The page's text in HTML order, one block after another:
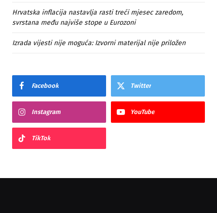
Hrvatska inflacija nastavlja rasti treći mjesec zaredom,
svrstana među najviše stope u Eurozoni
Izrada vijesti nije moguća: Izvorni materijal nije priložen
Facebook Twitter
Instagram YouTube
TikTok